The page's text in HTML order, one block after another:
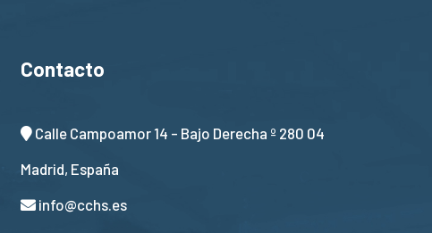
Contacto
Calle Campoamor 14 - Bajo Derecha º 280 04
Madrid, España
info@cchs.es